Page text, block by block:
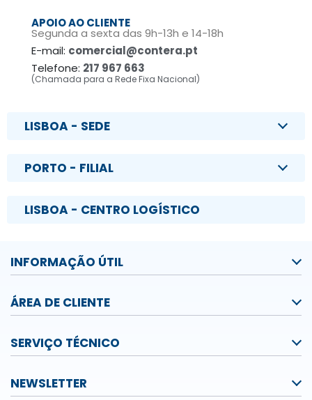
APOIO AO CLIENTE
Segunda a sexta das 9h-13h e 14-18h
E-mail: comercial@contera.pt
Telefone: 217 967 663
(Chamada para a Rede Fixa Nacional)
LISBOA - SEDE
PORTO - FILIAL
LISBOA - CENTRO LOGÍSTICO
INFORMAÇÃO ÚTIL
ÁREA DE CLIENTE
SERVIÇO TÉCNICO
NEWSLETTER